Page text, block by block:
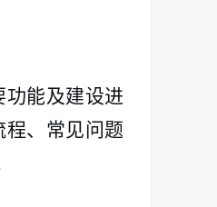
能及建设进
、常见问题